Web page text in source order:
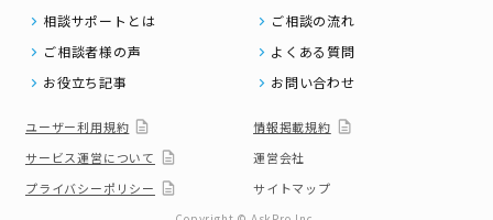
相談サポートとは
ご相談の流れ
ご相談者様の声
よくある質問
お役立ち記事
お問い合わせ
ユーザー利用規約
情報掲載規約
サービス運営について
運営会社
プライバシーポリシー
サイトマップ